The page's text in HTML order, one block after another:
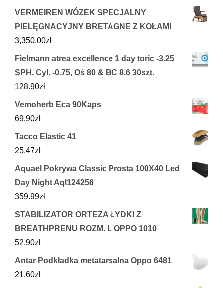
VERMEIREN WÓZEK SPECJALNY
PIELĘGNACYJNY BRETAGNE Z KOŁAMI
3,350.00zł
Fielmann atrea excellence 1 day toric -3.25
SPH, Cyl. -0.75, Oś 80 & BC 8.6 30szt.
128.90zł
Vemoherb Eca 90Kaps
69.90zł
Tacco Elastic 41
25.47zł
Aquael Pokrywa Classic Prosta 100X40 Led
Day Night Aql124256
359.99zł
STABILIZATOR ORTEZA ŁYDKI Z
BREATHPRENU ROZM. L OPPO 1010
52.90zł
Antar Podkładka metatarsalna Oppo 6481
21.60zł